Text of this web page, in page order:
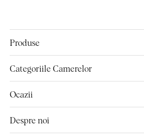
Produse
Categoriile Camerelor
Ocazii
Despre noi